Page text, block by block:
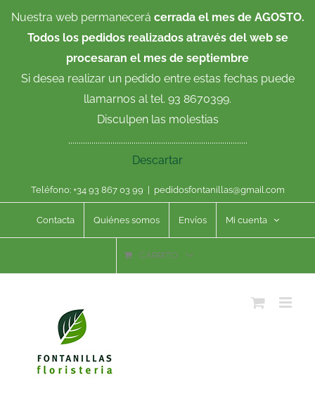
Nuestra web permanecerá cerrada el mes de AGOSTO.
Todos los pedidos realizados através del web se
procesaran el mes de septiembre
Si desea realizar un pedido entre estas fechas puede
llamarnos al tel. 93 8670399.
Disculpen las molestias
.....................................................................................
Descartar
Teléfono: +34 93 867 03 99 pedidosfontanillas@gmail.com
Contacta Quiénes somos Envíos Mi cuenta
CARRITO